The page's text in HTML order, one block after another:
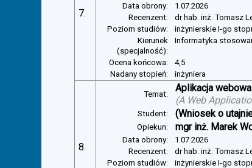
7.
Data obrony:
1.07.2026
Recenzent:
dr hab. inż. Tomasz
Poziom studiów:
inżynierskie I-go
Kierunek
(specjalność):
Informatyka
Ocena końcowa:
4,5
Nadany stopień:
inżyniera
8.
Temat:
Aplikacja
(A Web
Student: (Wniosek o
Opiekun: mgr inż. Marek
Data obrony:
1.07.2026
Recenzent:
dr hab. inż. Tomasz
Poziom studiów:
inżynierskie I-go